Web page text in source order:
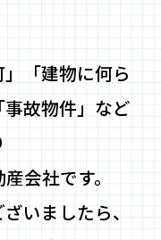
「建物に何ら
故物件」など
会社です。
いましたら、